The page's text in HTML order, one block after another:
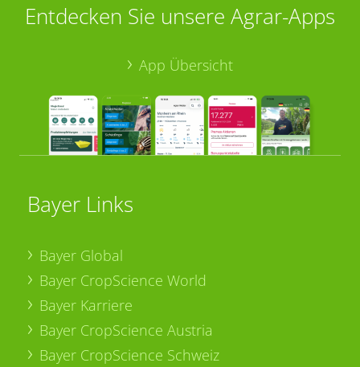
Entdecken Sie unsere Agrar-Apps
App Übersicht
Bayer Links
Bayer Global
Bayer CropScience World
Bayer Karriere
Bayer CropScience Austria
Bayer CropScience Schweiz